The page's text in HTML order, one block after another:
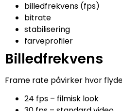
billedfrekvens (fps)
bitrate
stabilisering
farveprofiler
Billedfrekvens
Frame rate påvirker hvor
24 fps – filmisk look